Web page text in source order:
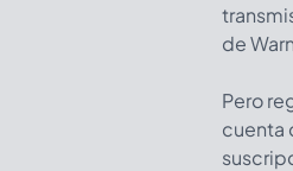
de
Pero
cuenta